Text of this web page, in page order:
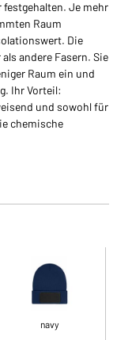
Je mehr
Raum
Die
andere Fasern. Sie
Raum ein und
Ihr Vorteil:
und sowohl für
chemische
navy